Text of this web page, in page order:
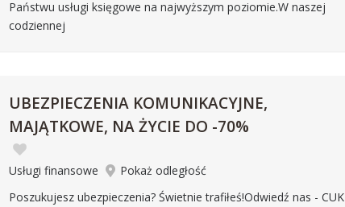
Państwu usługi księgowe na najwyższym poziomie.W naszej
codziennej
UBEZPIECZENIA KOMUNIKACYJNE,
MAJĄTKOWE, NA ŻYCIE DO -70%
Usługi finansowe
Pokaż odległość
Poszukujesz ubezpieczenia? Świetnie trafiłeś!Odwiedź nas - CUK